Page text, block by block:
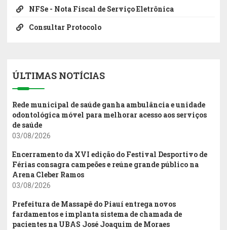
NFSe - Nota Fiscal de Serviço Eletrônica
Consultar Protocolo
ÚLTIMAS NOTÍCIAS
Rede municipal de saúde ganha ambulância e unidade
odontológica móvel para melhorar acesso aos serviços
de saúde
03/08/2026
Encerramento da XVI edição do Festival Desportivo de
Férias consagra campeões e reúne grande público na
Arena Cleber Ramos
03/08/2026
Prefeitura de Massapê do Piauí entrega novos
fardamentos e implanta sistema de chamada de
pacientes na UBAS José Joaquim de Moraes